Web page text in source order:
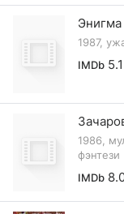
Энигма
1987,
IMDb 5.1
1986,
фэнтези
IMDb